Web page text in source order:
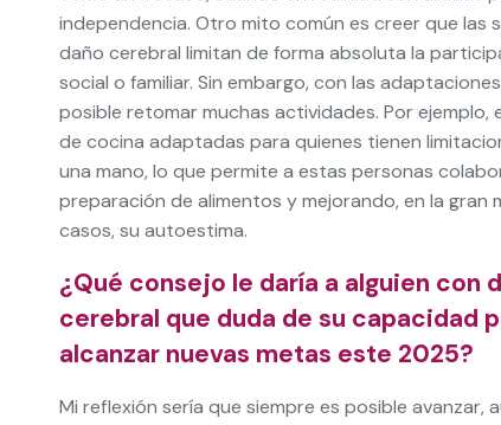
independencia. Otro mito común es creer que las
daño cerebral limitan de forma absoluta la
social o familiar. Sin embargo, con las
posible retomar muchas actividades. Por ejemplo,
de cocina adaptadas para quienes tienen
una mano, lo que permite a estas personas
preparación de alimentos y mejorando, en la gran
casos, su autoestima.
¿Qué consejo le daría a alguien con
cerebral que duda de su capacidad
alcanzar nuevas metas este 2025?
Mi reflexión sería que siempre es posible avanzar,